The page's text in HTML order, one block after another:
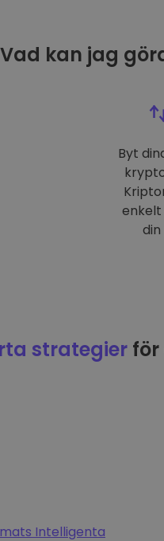
Vad kan jag
Byt
enkelt
strategier
Intelligenta